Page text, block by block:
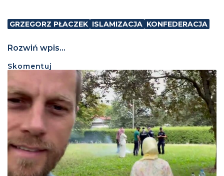
GRZEGORZ PŁACZEK ISLAMIZACJA KONFEDERACJA
Rozwiń wpis...
Skomentuj